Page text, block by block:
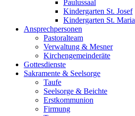
Paulussaal
Kindergarten St. Josef
Kindergarten St. Maria
Ansprechpersonen
Pastoralteam
Verwaltung & Mesner
Kirchengemeinderäte
Gottesdienste
Sakramente & Seelsorge
Taufe
Seelsorge & Beichte
Erstkommunion
Firmung